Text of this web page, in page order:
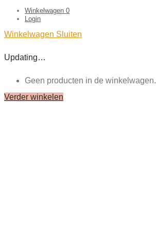
Winkelwagen 0
Login
Winkelwagen Sluiten
Updating…
Geen producten in de winkelwagen.
Verder winkelen